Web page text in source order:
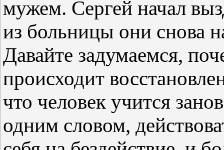
мужем. Сергей начал
из больницы они снова
Давайте задумаемся,
происходит
что человек учится
одним словом,